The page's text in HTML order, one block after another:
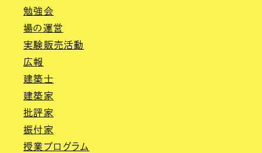
勉強会
場の運営
実験販売活動
広報
建築士
建築家
批評家
振付家
授業プログラム